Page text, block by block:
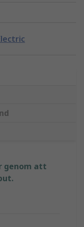
genom att